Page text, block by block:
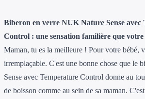
Biberon en verre NUK Nature Sense avec
Control : une sensation familière que votre
Maman, tu es la meilleure ! Pour votre bébé,
irremplaçable. C'est une bonne chose que le
Sense avec Temperature Control donne au
de boisson comme au sein de sa maman.